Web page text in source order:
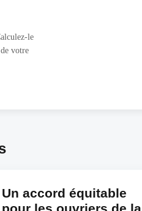
le
votre
Un accord équitable